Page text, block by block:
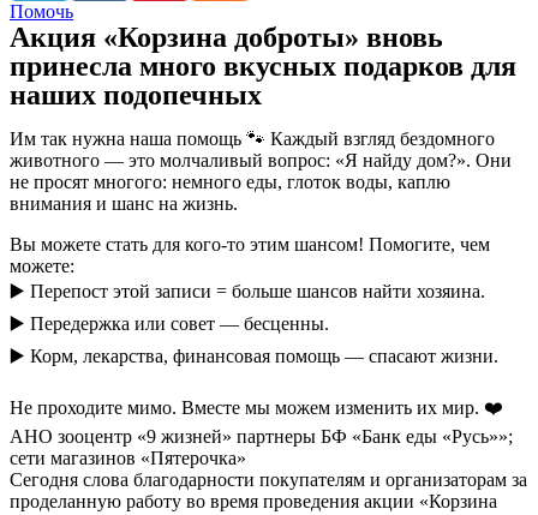
Помочь
Акция «Корзина доброты» вновь
принесла много вкусных подарков для
наших подопечных
Им так нужна наша помощь 🐾 Каждый взгляд бездомного
животного — это молчаливый вопрос: «Я найду дом?». Они
не просят многого: немного еды, глоток воды, каплю
внимания и шанс на жизнь.
Вы можете стать для кого-то этим шансом! Помогите, чем
можете:
▶️ Перепост этой записи = больше шансов найти хозяина.
▶️ Передержка или совет — бесценны.
▶️ Корм, лекарства, финансовая помощь — спасают жизни.
Не проходите мимо. Вместе мы можем изменить их мир. ❤️
АНО зооцентр «9 жизней» партнеры БФ «Банк еды «Русь»»;
сети магазинов «Пятерочка»
Сегодня слова благодарности покупателям и организаторам за
проделанную работу во время проведения акции «Корзина